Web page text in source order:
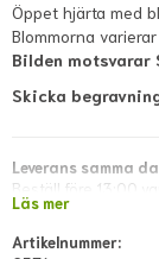
Öppet hjärta med
Blommorna
Bilden motsvarar
Skicka
Leverans samma
Beställ före 13:00
dag. Lokala
Läs mer
Artikelnummer: